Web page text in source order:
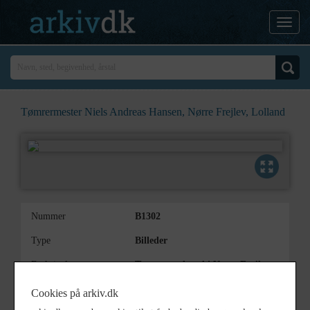
Tømrermester Niels Andreas Hansen, Nørre Frejlev, Lolland
Nummer B1302
Type Billeder
Beskrivelse
Tømrerværksted i Nørre Frejlev,
Cookies på arkiv.dk